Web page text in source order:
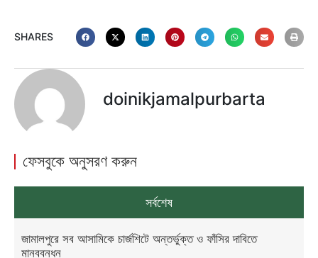
SHARES
doinikjamalpurbarta
ফেসবুকে অনুসরণ করুন
সর্বশেষ
জামালপুরে সব আসামিকে চার্জশিটে অন্তর্ভুক্ত ও ফাঁসির দাবিতে
মানববন্ধন